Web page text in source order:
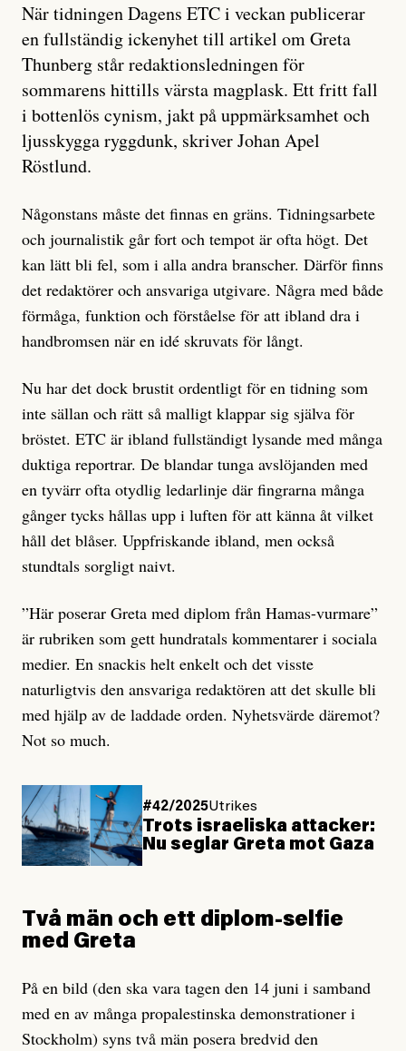
När tidningen Dagens ETC i veckan publicerar
en fullständig ickenyhet till artikel om Greta
Thunberg står redaktionsledningen för
sommarens hittills värsta magplask. Ett fritt fall
i bottenlös cynism, jakt på uppmärksamhet och
ljusskygga ryggdunk, skriver Johan Apel
Röstlund.
Någonstans måste det finnas en gräns. Tidningsarbete
och journalistik går fort och tempot är ofta högt. Det
kan lätt bli fel, som i alla andra branscher. Därför finns
det redaktörer och ansvariga utgivare. Några med både
förmåga, funktion och förståelse för att ibland dra i
handbromsen när en idé skruvats för långt.
Nu har det dock brustit ordentligt för en tidning som
inte sällan och rätt så malligt klappar sig själva för
bröstet. ETC är ibland fullständigt lysande med många
duktiga reportrar. De blandar tunga avslöjanden med
en tyvärr ofta otydlig ledarlinje där fingrarna många
gånger tycks hållas upp i luften för att känna åt vilket
håll det blåser. Uppfriskande ibland, men också
stundtals sorgligt naivt.
”Här poserar Greta med diplom från Hamas-vurmare”
är rubriken som gett hundratals kommentarer i sociala
medier. En snackis helt enkelt och det visste
naturligtvis den ansvariga redaktören att det skulle bli
med hjälp av de laddade orden. Nyhetsvärde däremot?
Not so much.
#42/2025Utrikes
Trots israeliska attacker:
Nu seglar Greta mot Gaza
Två män och ett diplom-selfie
med Greta
På en bild (den ska vara tagen den 14 juni i samband
med en av många propalestinska demonstrationer i
Stockholm) syns två män posera bredvid den